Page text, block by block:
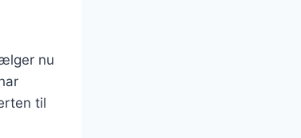
nu
til